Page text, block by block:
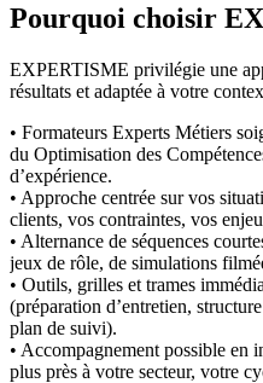
Pourquoi choisir
EXPERTISME privilégie une
résultats et adaptée à votre
• Formateurs Experts Métiers
du Optimisation des
d’expérience.
• Approche centrée sur vos
clients, vos contraintes, vos
• Alternance de séquences
jeux de rôle, de simulations
• Outils, grilles et trames
(préparation d’entretien,
plan de suivi).
• Accompagnement possible en
plus près à votre secteur, votre